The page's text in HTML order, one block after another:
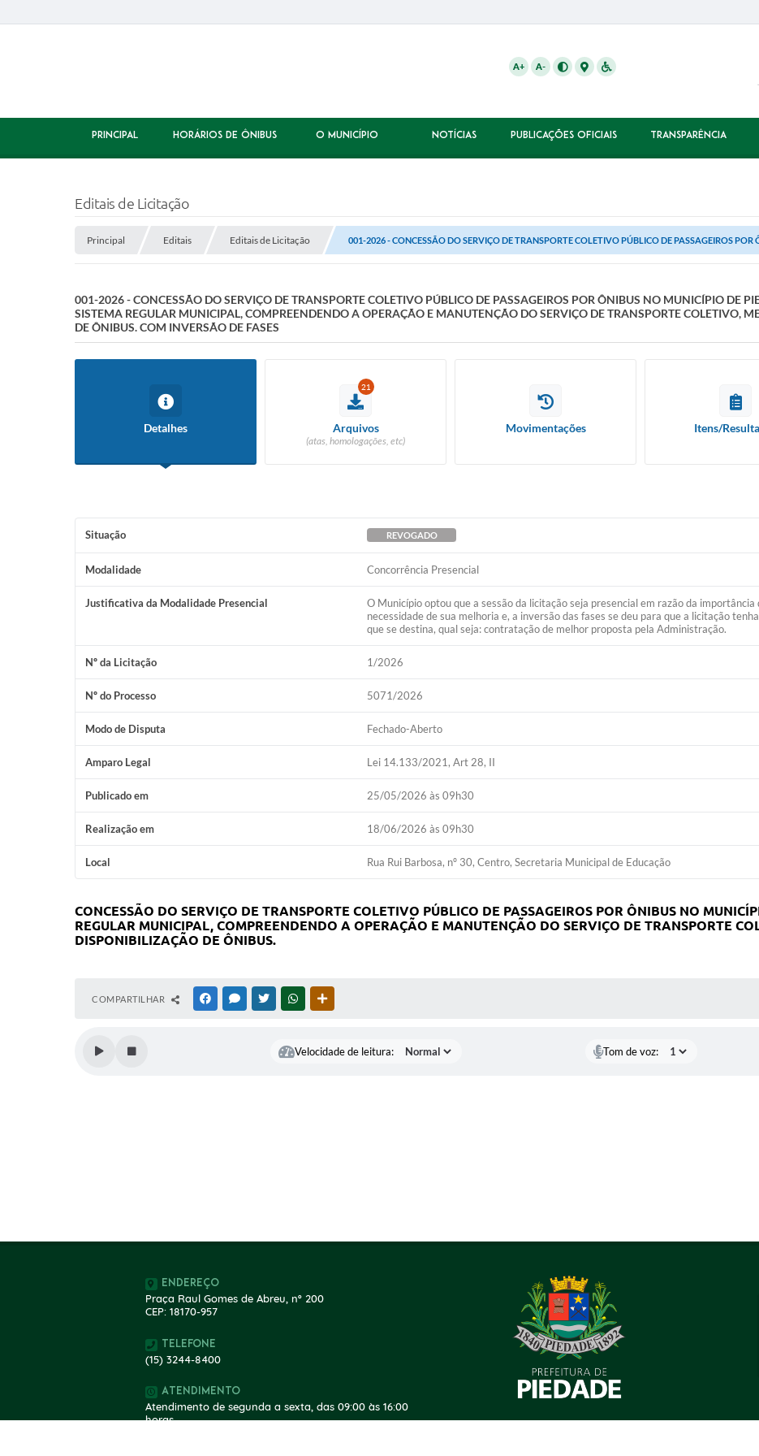
A+ A-
PRINCIPAL HORÁRIOS DE ÔNIBUS O MUNICÍPIO NOTÍCIAS PUBLICAÇÕES OFICIAIS TRANSPARÊNCIA
Editais de Licitação
Principal Editais Editais de Licitação 001-2026 - CONCESSÃO DO SERVIÇO DE TRANSPORTE COLETIVO PÚBLICO DE PASSAGEIROS POR
001-2026 - CONCESSÃO DO SERVIÇO DE TRANSPORTE COLETIVO PÚBLICO DE PASSAGEIROS POR ÔNIBUS NO MUNICÍPIO DE
SISTEMA REGULAR MUNICIPAL, COMPREENDENDO A OPERAÇÃO E MANUTENÇÃO DO SERVIÇO DE TRANSPORTE COLETIVO,
DE ÔNIBUS. COM INVERSÃO DE FASES
Detalhes
21
Arquivos
(atas, homologações, etc)
Movimentações Itens/
Situação REVOGADO
Modalidade Concorrência Presencial
Justificativa da Modalidade Presencial
O Município optou que a sessão da licitação seja presencial em razão da
necessidade de sua melhoria e, a inversão das fases se deu para que a licitação
que se destina, qual seja: contratação de melhor proposta pela Administração.
Nº da Licitação 1/2026
Nº do Processo 5071/2026
Modo de Disputa Fechado-Aberto
Amparo Legal Lei 14.133/2021, Art 28, II
Publicado em 25/05/2026 às 09h30
Realização em 18/06/2026 às 09h30
Local Rua Rui Barbosa, nº 30, Centro, Secretaria Municipal de Educação
CONCESSÃO DO SERVIÇO DE TRANSPORTE COLETIVO PÚBLICO DE PASSAGEIROS POR ÔNIBUS NO
REGULAR MUNICIPAL, COMPREENDENDO A OPERAÇÃO E MANUTENÇÃO DO SERVIÇO DE TRANSPORTE
DISPONIBILIZAÇÃO DE ÔNIBUS.
COMPARTILHAR FACEBOOKMESSENGER
TWITTERWHATSAPP
Velocidade de leitura: Tom de voz:
Endereço
Praça Raul Gomes de Abreu, nº 200
CEP: 18170-957
Telefone
(15) 3244-8400
Atendimento
Atendimento de segunda a sexta, das 09:00 às 16:00
horas.